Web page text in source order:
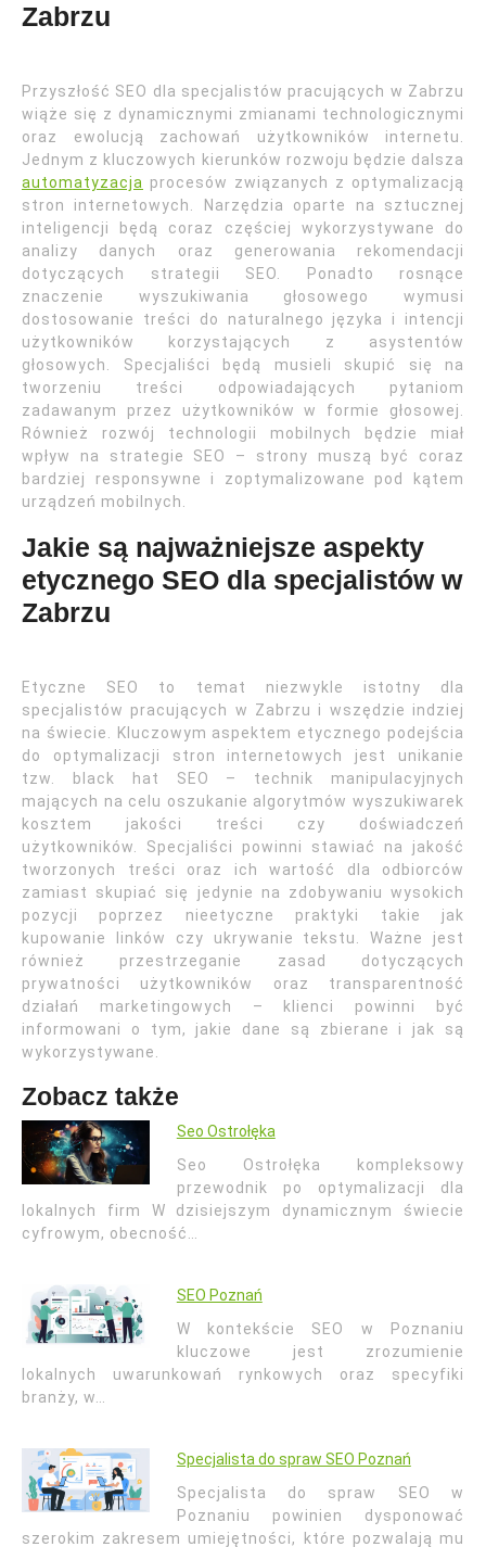
Zabrzu
Przyszłość SEO dla specjalistów pracujących w Zabrzu
wiąże się z dynamicznymi zmianami technologicznymi
oraz ewolucją zachowań użytkowników internetu.
Jednym z kluczowych kierunków rozwoju będzie dalsza
automatyzacja procesów związanych z optymalizacją
stron internetowych. Narzędzia oparte na sztucznej
inteligencji będą coraz częściej wykorzystywane do
analizy danych oraz generowania rekomendacji
dotyczących strategii SEO. Ponadto rosnące
znaczenie wyszukiwania głosowego wymusi
dostosowanie treści do naturalnego języka i intencji
użytkowników korzystających z asystentów
głosowych. Specjaliści będą musieli skupić się na
tworzeniu treści odpowiadających pytaniom
zadawanym przez użytkowników w formie głosowej.
Również rozwój technologii mobilnych będzie miał
wpływ na strategie SEO – strony muszą być coraz
bardziej responsywne i zoptymalizowane pod kątem
urządzeń mobilnych.
Jakie są najważniejsze aspekty
etycznego SEO dla specjalistów w
Zabrzu
Etyczne SEO to temat niezwykle istotny dla
specjalistów pracujących w Zabrzu i wszędzie indziej
na świecie. Kluczowym aspektem etycznego podejścia
do optymalizacji stron internetowych jest unikanie
tzw. black hat SEO – technik manipulacyjnych
mających na celu oszukanie algorytmów wyszukiwarek
kosztem jakości treści czy doświadczeń
użytkowników. Specjaliści powinni stawiać na jakość
tworzonych treści oraz ich wartość dla odbiorców
zamiast skupiać się jedynie na zdobywaniu wysokich
pozycji poprzez nieetyczne praktyki takie jak
kupowanie linków czy ukrywanie tekstu. Ważne jest
również przestrzeganie zasad dotyczących
prywatności użytkowników oraz transparentność
działań marketingowych – klienci powinni być
informowani o tym, jakie dane są zbierane i jak są
wykorzystywane.
Zobacz także
Seo Ostrołęka
Seo Ostrołęka kompleksowy
przewodnik po optymalizacji dla
lokalnych firm W dzisiejszym dynamicznym świecie
cyfrowym, obecność…
SEO Poznań
W kontekście SEO w Poznaniu
kluczowe jest zrozumienie
lokalnych uwarunkowań rynkowych oraz specyfiki
branży, w…
Specjalista do spraw SEO Poznań
Specjalista do spraw SEO w
Poznaniu powinien dysponować
szerokim zakresem umiejętności, które pozwalają mu